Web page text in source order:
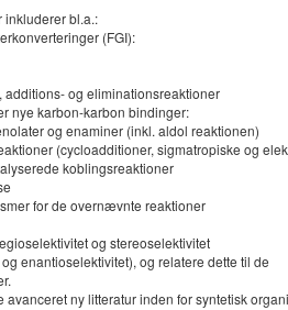
inkluderer bl.a.:
(FGI):
additions- og eliminationsreaktioner
nye karbon-karbon bindinger:
og enaminer (inkl. aldol reaktionen)
(cycloadditioner, sigmatropiske og
koblingsreaktioner
for de overnævnte reaktioner
og stereoselektivitet
enantioselektivitet), og relatere dette til de
avanceret ny litteratur inden for syntetisk